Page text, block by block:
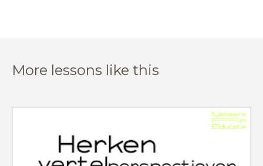
More lessons like this